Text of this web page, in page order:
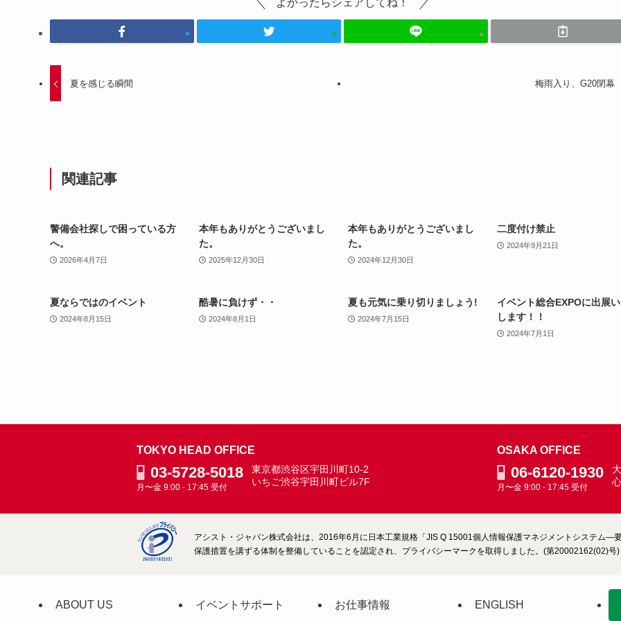
よかったらシェアしてね！
夏を感じる瞬間 梅雨入り、G20閉幕
関連記事
警備会社探しで困っている方
へ。
2026年4月7日
本年もありがとうございまし
た。
2025年12月30日
本年もありがとうございまし
た。
2024年12月30日
二度付け禁止
2024年9月21日
夏ならではのイベント
2024年8月15日
酷暑に負けず・・
2024年8月1日
夏も元気に乗り切りましょう!
2024年7月15日
イベント総合EXPOに出展
します！！
2024年7月1日
TOKYO HEAD OFFICE
03-5728-5018
月〜金 9:00 - 17:45 受付
東京都渋谷区宇田川町10-2
いちご渋谷宇田川町ビル7F
OSAKA OFFICE
06-6120-1930
月〜金 9:00 - 17:45 受付
アシスト・ジャパン株式会社は、2016年6月に日本工業規格「JIS Q 15001個人情報保護マネジメントシステム―
保護措置を講ずる体制を整備していることを認定され、プライバシーマークを取得しました。(第20002162(02)号)
ABOUT US イベントサポート お仕事情報 ENGLISH